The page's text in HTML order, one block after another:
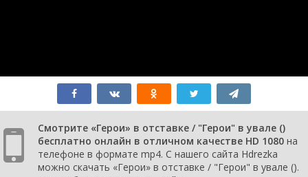
Смотрите «Герои» в отставке / "Герои" в увале ()
бесплатно онлайн в отличном качестве HD 1080 на
телефоне в формате mp4. С нашего сайта Hdrezka
можно скачать «Герои» в отставке / "Герои" в увале ().